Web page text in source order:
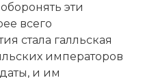
эти
всего
стала галльская
императоров
и им